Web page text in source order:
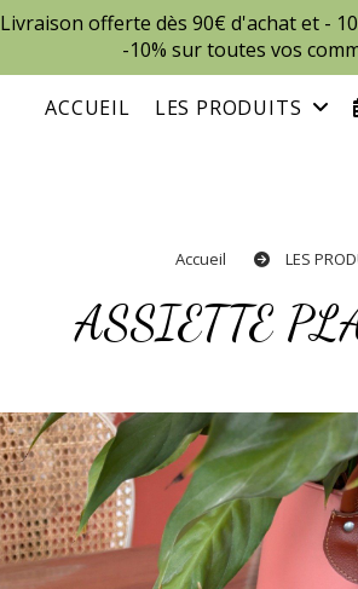
Livraison offerte dès 90€ d'achat et -
-10% sur toutes vos
ACCUEIL LES PRODUITS
Accueil LES
ASSIETTE